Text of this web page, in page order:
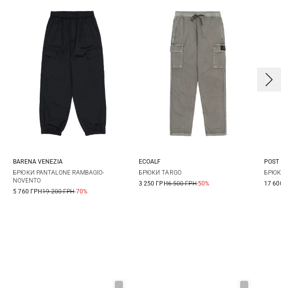
46 48 50
54 56
BARENA VENEZIA
БРЮКИ PANTALONE RAMBAGIO-
NOVENTO
5 760 ГРН19 200 ГРН-70%
M L
ECOALF
БРЮКИ TARGO
3 250 ГРН6 500 ГРН-50%
M
POST
17